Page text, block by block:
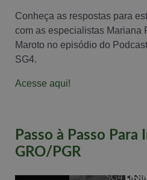
Conheça as respostas para
com as especialistas Mariana
Maroto no episódio do
SG4.
Acesse aqui!
Passo à Passo
GRO/PGR